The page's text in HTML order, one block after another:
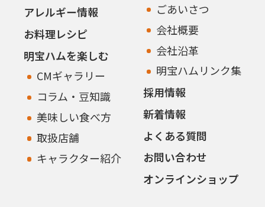
アレルギー情報
お料理レシピ
明宝ハムを楽しむ
CMギャラリー
コラム・豆知識
美味しい食べ方
取扱店舗
キャラクター紹介
ごあいさつ
会社概要
会社沿革
明宝ハムリンク集
採用情報
新着情報
よくある質問
お問い合わせ
オンラインショップ